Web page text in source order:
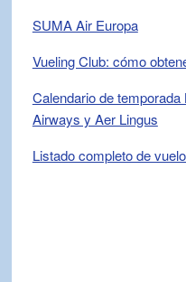
SUMA Air Europa
Vueling Club: cómo
Calendario de
Airways y Aer Lingus
Listado completo de